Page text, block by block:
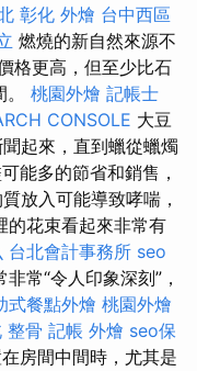
彰化 外燴 台中西區
燃燒的新自然來源不
格更高，但至少比石
桃園外燴 記帳士
CONSOLE 大豆
起來，直到蠟從蠟燭
能多的節省和銷售，
放入可能導致哮喘，
的花束看起來非常有
台北會計事務所 seo
常“令人印象深刻”，
式餐點外燴 桃園外燴
整骨 記帳 外燴 seo保
房間中間時，尤其是